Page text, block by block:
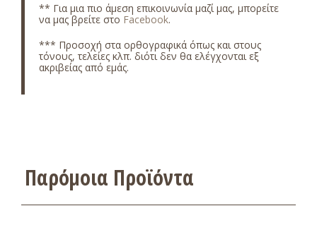
** Για μια πιο άμεση επικοινωνία μαζί μας, μπορείτε
να μας βρείτε στο Facebook.
*** Προσοχή στα ορθογραφικά όπως και στους
τόνους, τελείες κλπ. διότι δεν θα ελέγχονται εξ
ακριβείας από εμάς.
Παρόμοια Προϊόντα